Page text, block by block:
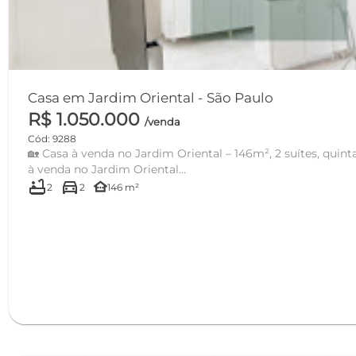
Casa em Jardim Oriental - São Paulo
R$ 1.050.000 /venda
Cód: 9288
🏡 Casa à venda no Jardim Oriental – 146m², 2 suítes, quintal e varanda
à venda no Jardim Oriental...
bathtub2 directions_car 2 other_houses146 m²